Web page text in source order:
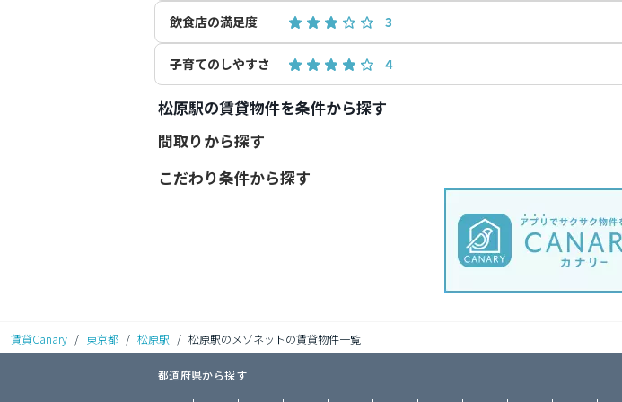
飲食店の満足度 3
子育てのしやすさ 4
松原駅の賃貸物件を条件から探す
間取りから探す
こだわり条件から探す
賃貸Canary / 東京都 / 松原駅 / 松原駅のメゾネットの賃貸物件一覧
都道府県から探す